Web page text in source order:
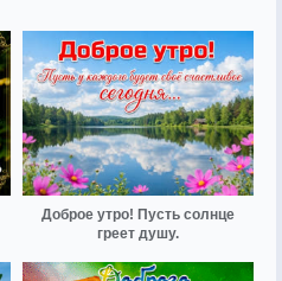
Доброе утро! Пусть солнце
греет душу.